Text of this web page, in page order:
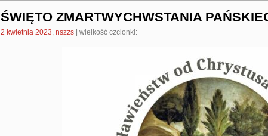
ŚWIĘTO ZMARTWYCHWSTANIA
2 kwietnia 2023, nszzs wielkość czcionki: